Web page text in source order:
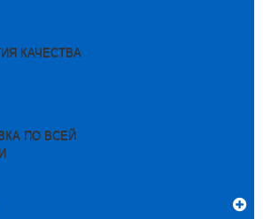
КАЧЕСТВА
ПО ВСЕЙ